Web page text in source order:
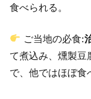
食べられる。
ご当地の必食:
て煮込み、燻製豆
で、他ではほぼ食